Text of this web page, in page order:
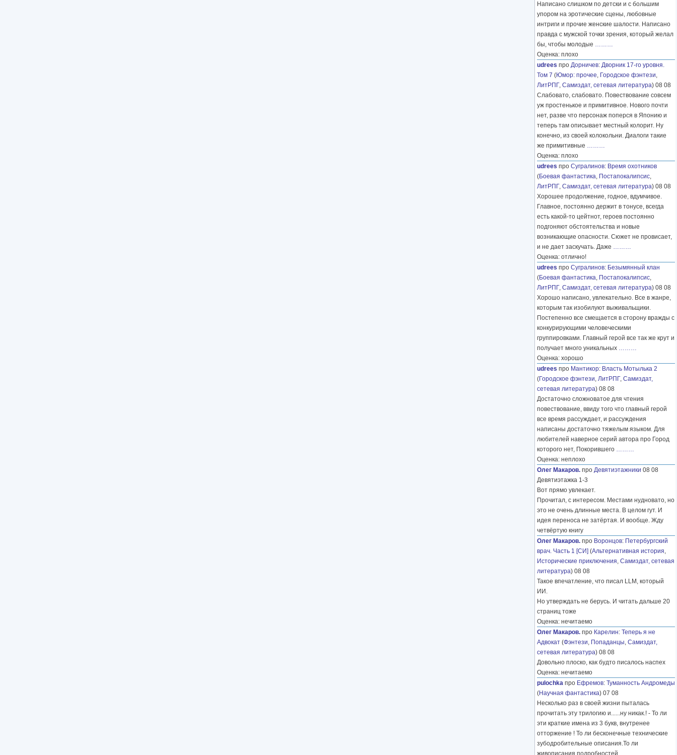
Написано слишком по детски и с большим
упором на эротические сцены, любовные
интриги и прочие женские шалости. Написано
правда с мужской точки зрения, который желал
бы, чтобы молодые ………
Оценка: плохо
udrees про Дорничев: Дворник 17-го уровня.
Том 7 (Юмор: прочее, Городское фэнтези,
ЛитРПГ, Самиздат, сетевая литература) 08 08
Слабовато, слабовато. Повествование совсем
уж простенькое и примитивное. Нового почти
нет, разве что персонаж поперся в Японию и
теперь там описывает местный колорит. Ну
конечно, из своей колокольни. Диалоги такие
же примитивные ………
Оценка: плохо
udrees про Сугралинов: Время охотников
(Боевая фантастика, Постапокалипсис,
ЛитРПГ, Самиздат, сетевая литература) 08 08
Хорошее продолжение, годное, вдумчивое.
Главное, постоянно держит в тонусе, всегда
есть какой-то цейтнот, героев постоянно
подгоняют обстоятельства и новые
возникающие опасности. Сюжет не провисает,
и не дает заскучать. Даже ………
Оценка: отлично!
udrees про Сугралинов: Безымянный клан
(Боевая фантастика, Постапокалипсис,
ЛитРПГ, Самиздат, сетевая литература) 08 08
Хорошо написано, увлекательно. Все в жанре,
которым так изобилуют выживальщики.
Постепенно все смещается в сторону вражды с
конкурирующими человеческими
группировками. Главный герой все так же крут и
получает много уникальных ………
Оценка: хорошо
udrees про Мантикор: Власть Мотылька 2
(Городское фэнтези, ЛитРПГ, Самиздат,
сетевая литература) 08 08
Достаточно сложноватое для чтения
повествование, ввиду того что главный герой
все время рассуждает, и рассуждения
написаны достаточно тяжелым языком. Для
любителей наверное серий автора про Город
которого нет, Покорившего ………
Оценка: неплохо
Олег Макаров. про Девятиэтажники 08 08
Девятиэтажка 1-3
Вот прямо увлекает.
Прочитал, с интересом. Местами нудновато, но
это не очень длинные места. В целом гут. И
идея переноса не затёртая. И вообще. Жду
четвёртую книгу
Олег Макаров. про Воронцов: Петербургский
врач. Часть 1 [СИ] (Альтернативная история,
Исторические приключения, Самиздат, сетевая
литература) 08 08
Такое впечатление, что писал LLM, который
ИИ.
Но утверждать не берусь. И читать дальше 20
страниц тоже
Оценка: нечитаемо
Олег Макаров. про Карелин: Теперь я не
Адвокат (Фэнтези, Попаданцы, Самиздат,
сетевая литература) 08 08
Довольно плоско, как будто писалось наспех
Оценка: нечитаемо
pulochka про Ефремов: Туманность Андромеды
(Научная фантастика) 07 08
Несколько раз в своей жизни пыталась
прочитать эту трилогию и......ну никак.! - То ли
эти краткие имена из 3 букв, внутренее
отторжение ! То ли бесконечные технические
зубодробительные описания.То ли